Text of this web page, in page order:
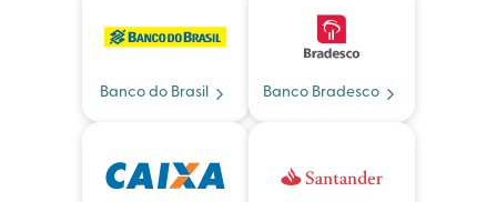
Banco do Brasil Banco Bradesco